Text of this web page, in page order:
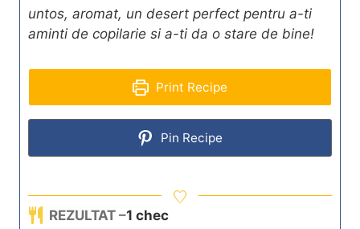
untos, aromat, un desert perfect pentru a-ti
aminti de copilarie si a-ti da o stare de bine!
Print Recipe
Pin Recipe
REZULTAT –1 chec